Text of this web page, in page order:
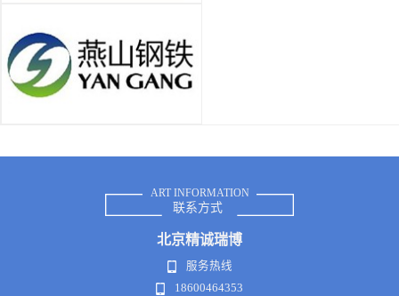
ART INFORMATION
联系方式
北京精诚瑞博
服务热线
18600464353